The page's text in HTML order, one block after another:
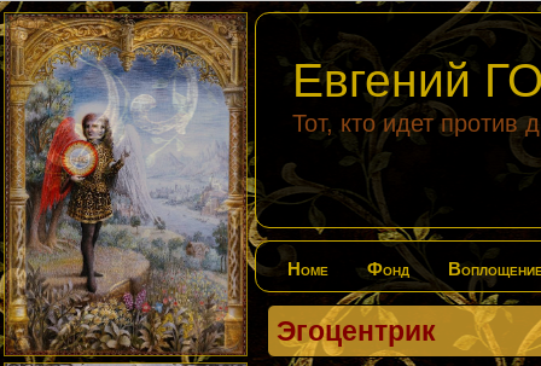
Евгений
Тот, кто идет против
Home Фонд
Эгоцентрик